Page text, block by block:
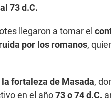
73 d.C.
llegaron a tomar el
por los romanos,
fortaleza de Masada,
en el año73 o 74 d.C.